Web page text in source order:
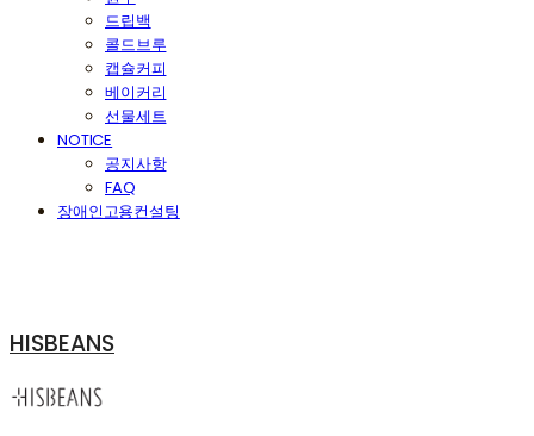
드립백
콜드브루
캡슐커피
베이커리
선물세트
NOTICE
공지사항
FAQ
장애인고용컨설팅
HISBEANS